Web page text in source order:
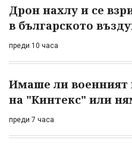
Дрон нахлу и се
в българското
преди 10 часа
Имаше ли военният
на "Кинтекс" или
преди 7 часа